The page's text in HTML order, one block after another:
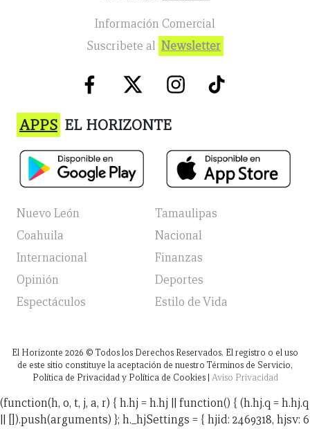
Información Comercial
Suscribete al Newsletter
APPS EL HORIZONTE
Nuevo León
Tamaulipas
Coahuila
Nacional
Internacional
Finanzas
Opinión
Deportes
Espectáculos
Estilo de Vida
El Horizonte 2026 © Todos los Derechos Reservados. El registro o el uso
de este sitio constituye la aceptación de nuestro Términos de Servicio,
Política de Privacidad y Política de Cookies | Aviso Privacidad
(function(h, o, t, j, a, r) { h.hj = h.hj || function() { (h.hj.q = h.hj.q
|| []).push(arguments) }; h._hjSettings = { hjid: 2469318, hjsv: 6